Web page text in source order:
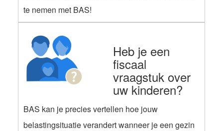
te nemen met BAS!
Heb je een
fiscaal
vraagstuk over
uw kinderen?
BAS kan je precies vertellen hoe jouw
belastingsituatie verandert wanneer je een gezin